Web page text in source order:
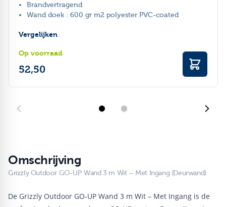
Brandvertragend
Wand doek : 600 gr m2 polyester PVC-coated
Vergelijken
Op voorraad
52,50
Omschrijving
Grizzly Outdoor GO-UP Wand 3 m Wit – Met Ingang (Deurwand)
De Grizzly Outdoor GO-UP Wand 3 m Wit – Met Ingang is de